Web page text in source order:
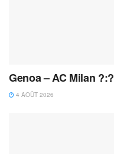
Genoa – AC Milan ?:?
4 AOÛT 2026